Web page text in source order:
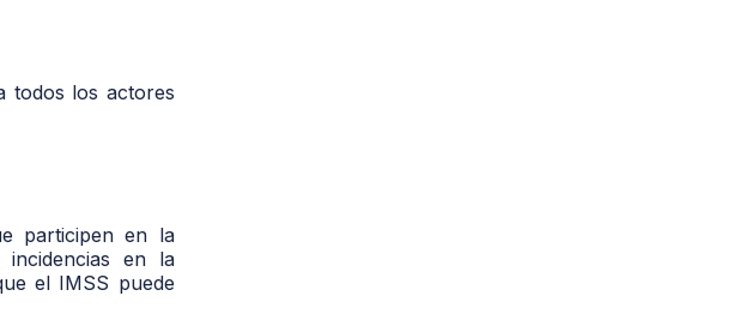
todos los actores
participen en la
en la
el IMSS puede